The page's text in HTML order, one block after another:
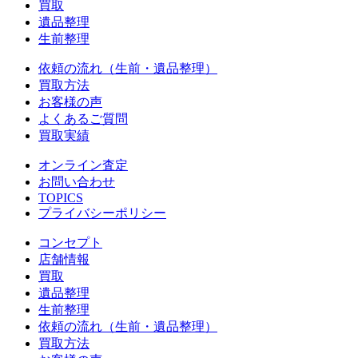
買取
遺品整理
生前整理
依頼の流れ（生前・遺品整理）
買取方法
お客様の声
よくあるご質問
買取実績
オンライン査定
お問い合わせ
TOPICS
プライバシーポリシー
コンセプト
店舗情報
買取
遺品整理
生前整理
依頼の流れ（生前・遺品整理）
買取方法